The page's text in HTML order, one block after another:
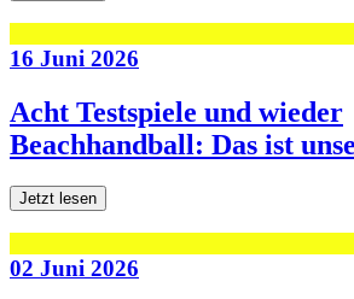
16 Juni 2026
Acht Testspiele und wieder
Beachhandball: Das ist
Jetzt lesen
02 Juni 2026